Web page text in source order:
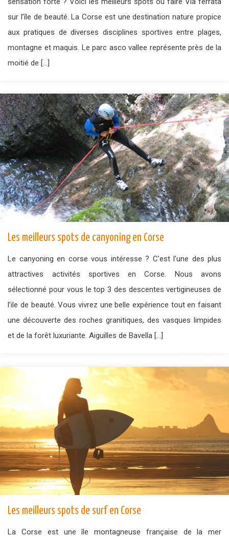
sur l’île de beauté. La Corse est une destination nature propice
aux pratiques de diverses disciplines sportives entre plages,
montagne et maquis. Le parc asco vallee représente près de la
moitié de […]
Les meilleurs spots de canyoning en Corse
Le canyoning en corse vous intéresse ? C’est l’une des plus
attractives activités sportives en Corse. Nous avons
sélectionné pour vous le top 3 des descentes vertigineuses de
l’ile de beauté. Vous vivrez une belle expérience tout en faisant
une découverte des roches granitiques, des vasques limpides
et de la forêt luxuriante. Aiguilles de Bavella […]
Les meilleurs spots de surf en Corse
La Corse est une île montagneuse française de la mer